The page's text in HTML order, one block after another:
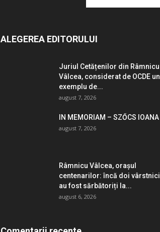
ALEGEREA EDITORULUI
Juriul Cetățenilor din Râmnicu
Vâlcea, considerat de OCDE un
exemplu de...
august 7, 2026
IN MEMORIAM – SZŐCS IOANA
august 7, 2026
Râmnicu Vâlcea, orașul
centenarilor: încă doi vârstnici
au fost sărbătoriți la...
august 6, 2026